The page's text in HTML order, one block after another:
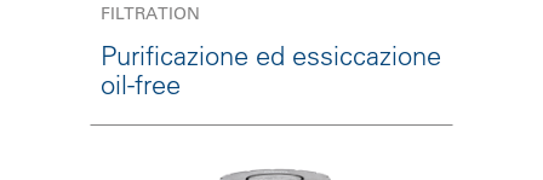
FILTRATION
Purificazione ed essiccazione
oil-free